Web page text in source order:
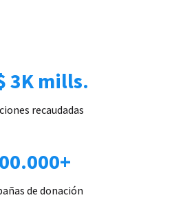
3K mills.
recaudadas
de donación